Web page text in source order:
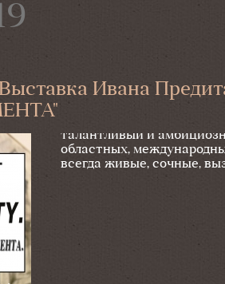
Ивана
талантливый и
областных,
всегда живые, сочные,